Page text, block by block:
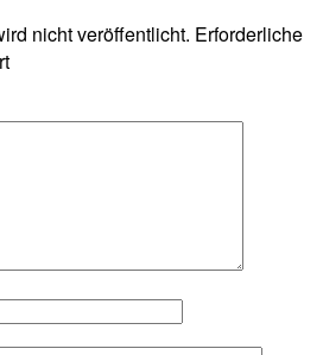
nicht veröffentlicht. Erforderliche